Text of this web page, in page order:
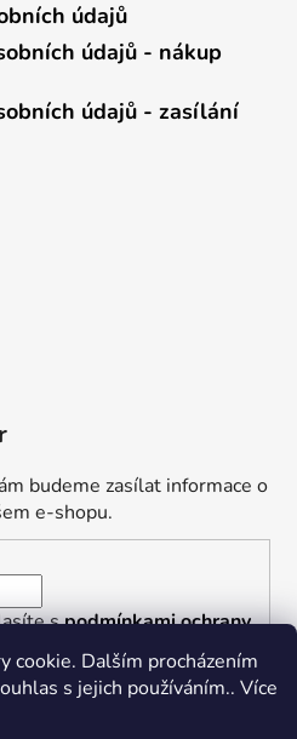
cookie. Dalším procházením
s jejich používáním.. Více
údajů
údajů - nákup
údajů - zasílání
budeme zasílat informace o
e-shopu.
spodmínkami ochrany